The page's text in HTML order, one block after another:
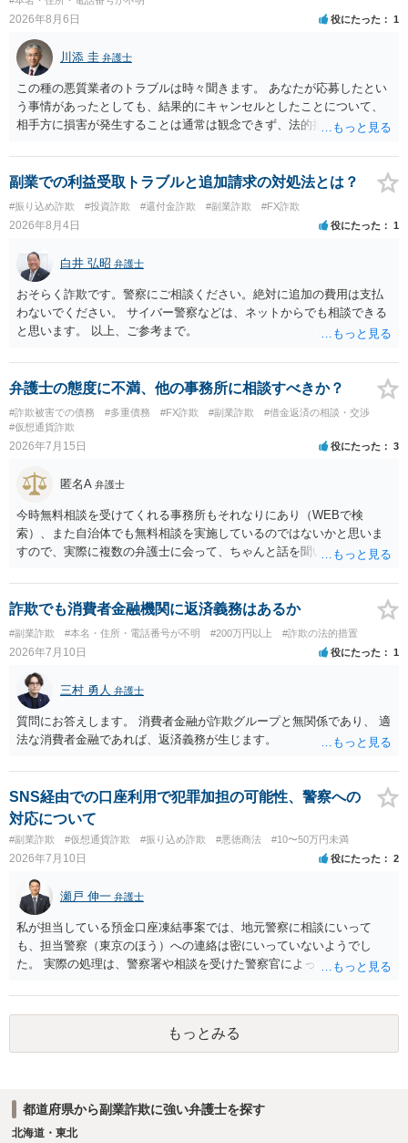
2026年8月6日 役にたった 1
川添 圭 弁護士
この種の悪質業者のトラブルは時々聞きます。 あなたが応募したとい
う事情があったとしても、結果的にキャンセルとしたことについて、
相手方に損害が発生することは通常は観念できず、法的措置を採って
ず、最寄りの消費生活センターへ相談し、連絡を無視してよいかどう
かのアドバイスを受けられることをお勧めします。しつこいようであ
れば、弁護士へ依頼して警告してもらうことも必要になるかもしれま
せん。
副業での利益受取トラブルと追加請求の対処法とは？
#振り込め詐欺 #投資詐欺 #還付金詐欺 #副業詐欺 #FX詐欺
2026年8月4日 役にたった 1
白井 弘昭 弁護士
おそらく詐欺です。警察にご相談ください。絶対に追加の費用は支払
わないでください。 サイバー警察などは、ネットからでも相談できる
と思います。 以上、ご参考まで。
弁護士の態度に不満、他の事務所に相談すべきか？
#詐欺被害での債務 #多重債務 #FX詐欺 #副業詐欺
#借金返済の相談・交渉
#仮想通貨詐欺
2026年7月15日 役にたった 3
匿名A 弁護士
今時無料相談を受けてくれる事務所もそれなりにあり（WEBで検
索）、また自治体でも無料相談を実施しているのではないかと思いま
すので、実際に複数の弁護士に会って、ちゃんと話を聞いてくれる
はそもそも事案を把握できていないようですので、御相談の案件につ
いては弁護士として能力不足なのかもしれません。相手にしない方が
良いと思います。ただ、仮想通貨詐欺の被害回復は現実的には難しい
かもしれません。
詐欺でも消費者金融機関に返済義務はあるか
#副業詐欺 #本名・住所・電話番号が不明 #200万円以上 #詐欺の法的措置
2026年7月10日 役にたった 1
三村 勇人 弁護士
質問にお答えします。 消費者金融が詐欺グループと無関係であり、 適
法な消費者金融であれば、返済義務が生じます。
SNS経由での口座利用で犯罪加担の可能性、警察への
対応について
#副業詐欺 #仮想通貨詐欺 #振り込め詐欺 #悪徳商法 #10〜50万円未満
2026年7月10日 役にたった 2
瀬戸 伸一 弁護士
私が担当している預金口座凍結事案では、地元警察に相談にいって
も、担当警察（東京のほう）への連絡は密にいっていないようでし
た。 実際の処理は、警察署や相談を受けた警察官によってだいぶ変わ
いて弁護士に依頼を検討されてください。
もっとみる
都道府県から副業詐欺に強い弁護士を探す
北海道・東北